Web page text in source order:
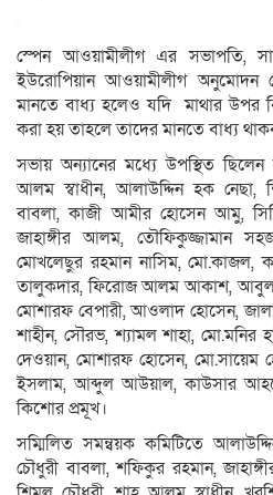
স্পেন আওয়ামীলীগ এর সভাপতি,
ইউরোপিয়ান আওয়ামীলীগ অনুমোদন
মানতে বাধ্য হলেও যদি মাথার উপর
করা হয় তাহলে তাদের মানতে বাধ্য
সভায় অন্যানের মধ্যে উপস্থিত
আলম স্বাধীন, আলাউদ্দিন হক নেছা,
বাবলা, কাজী আমীর হোসেন আমু,
জাহাঙ্গীর আলম, তৌফিকুজ্জামান
মোখলেছুর রহমান নাসিম, মো.কাজল,
তালুকদার, ফিরোজ আলম আকাশ, আবুল
মোশারফ বেপারী, আওলাদ হোসেন,
শাহীন, সৌরভ, শ্যামল শাহা, মো.মনির
দেওয়ান, মোশারফ হোসেন, মো.সায়েম
ইসলাম, আব্দুল আউয়াল, কাউসার
কিশোর প্রমূখ।
সম্মিলিত সমন্বয়ক কমিটিতে
চৌধুরী বাবলা, শফিকুর রহমান,